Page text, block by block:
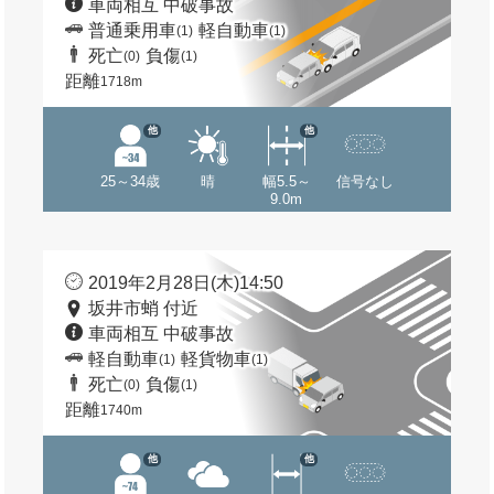
車両相互 中破事故
普通乗用車(1) 軽自動車(1)
死亡(0) 負傷(1)
距離1718m
25～34歳
他
晴
幅5.5～
9.0m
他
信号なし
2019年2月28日(木)14:50
坂井市蛸 付近
車両相互 中破事故
軽自動車(1) 軽貨物車(1)
死亡(0) 負傷(1)
距離1740m
他 他